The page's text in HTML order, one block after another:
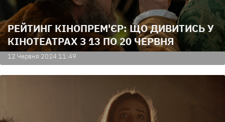
РЕЙТИНГ КІНОПРЕМ'ЄР: ЩО ДИВИТИСЬ У
КІНОТЕАТРАХ З 13 ПО 20 ЧЕРВНЯ
12 Червня 2024 11:49